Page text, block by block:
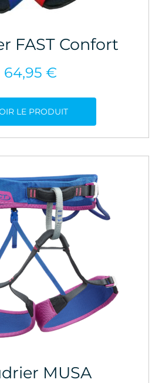
FAST Confort
64,95 €
LE PRODUIT
MUSA